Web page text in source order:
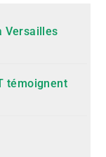
Versailles
témoignent